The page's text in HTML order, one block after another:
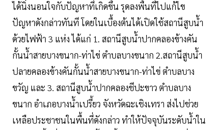
ได้นิ่งนอนใจกับปัญหาที่เกิดขึ้น รุดลงพื้นที่ไปแก้ไข
ปัญหาดังกล่าวทันที โดยในเบื้องต้นได้เปิดใช้สถานีสูบน้ำ
ด้วยไฟฟ้า 3 แห่ง ได้แก่ 1. สถานีสูบน้ำปากคลองข้างคัน
กั้นน้ำสายบางขนาก-ท่าไข่ ตำบลบางขนาก 2.สถานีสูบน้ำ
ปลายคลองข้างคันกั้นน้ำสายบางขนาก-ท่าไข่ ตำบลบาง
ขวัญ และ 3. สถานีสูบน้ำปากคลองชีปะขาว ตำบลบาง
ขนาก อำเภอบางน้ำเปรี้ยว จังหวัดฉะเชิงเทรา ส่งไปช่วย
เหลือประชาชนในพื้นที่ดังกล่าว ทำให้ปัจจุบันระดับน้ำใน